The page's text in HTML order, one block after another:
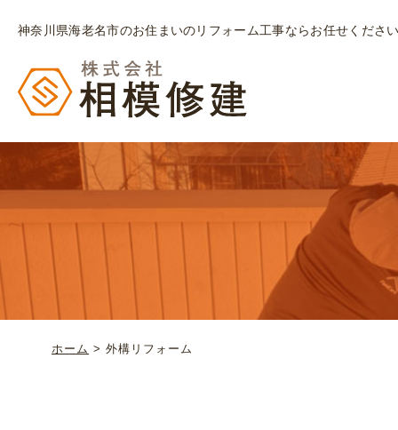
神奈川県海老名市のお住まいのリフォーム工事ならお任せくださ
ホーム >外構リフォーム